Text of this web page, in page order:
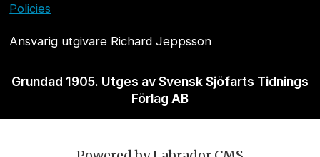
Policies
Ansvarig utgivare Richard Jeppsson
Grundad 1905. Utges av Svensk Sjöfarts Tidnings
Förlag AB